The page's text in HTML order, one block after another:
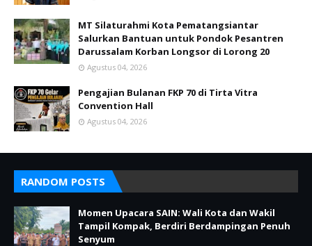
MT Silaturahmi Kota Pematangsiantar
Salurkan Bantuan untuk Pondok Pesantren
Darussalam Korban Longsor di Lorong 20
Agustus 04, 2026
Pengajian Bulanan FKP 70 di Tirta Vitra
Convention Hall
Agustus 04, 2026
RANDOM POSTS
Momen Upacara SAIN: Wali Kota dan Wakil
Tampil Kompak, Berdiri Berdampingan Penuh
Senyum